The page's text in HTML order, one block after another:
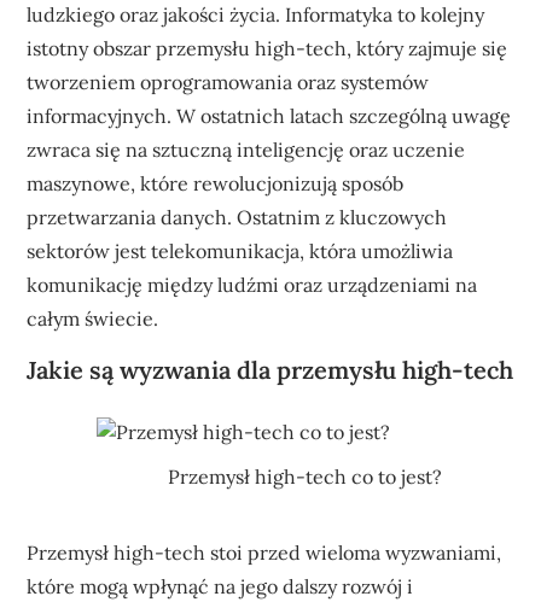
ludzkiego oraz jakości życia. Informatyka to kolejny
istotny obszar przemysłu high-tech, który zajmuje się
tworzeniem oprogramowania oraz systemów
informacyjnych. W ostatnich latach szczególną uwagę
zwraca się na sztuczną inteligencję oraz uczenie
maszynowe, które rewolucjonizują sposób
przetwarzania danych. Ostatnim z kluczowych
sektorów jest telekomunikacja, która umożliwia
komunikację między ludźmi oraz urządzeniami na
całym świecie.
Jakie są wyzwania dla przemysłu high-tech
Przemysł high-tech co to jest?
Przemysł high-tech stoi przed wieloma wyzwaniami,
które mogą wpłynąć na jego dalszy rozwój i